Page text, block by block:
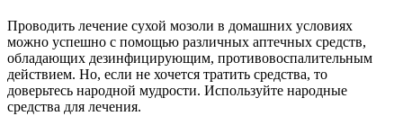
Проводить лечение сухой мозоли в домашних условиях
можно успешно с помощью различных аптечных средств,
обладающих дезинфицирующим, противовоспалительным
действием. Но, если не хочется тратить средства, то
доверьтесь народной мудрости. Используйте народные
средства для лечения.